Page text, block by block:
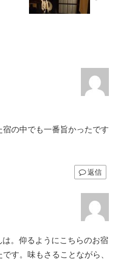
の中でも一番旨かったです
返信
。仰るようにこちらのお宿
す。味もさることながら、